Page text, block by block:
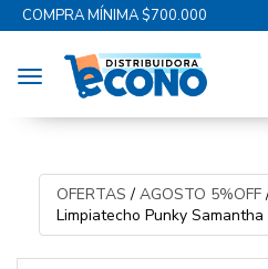
COMPRA MÍNIMA $700.000
Toggle navigation
OFERTAS / AGOSTO 5%OFF
Limpiatecho Punky Samantha